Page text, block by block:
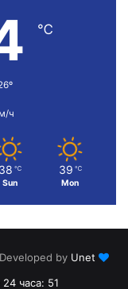
℃
ч
38 ℃
Sun
39 ℃
Mon
by Unet
часа: 51